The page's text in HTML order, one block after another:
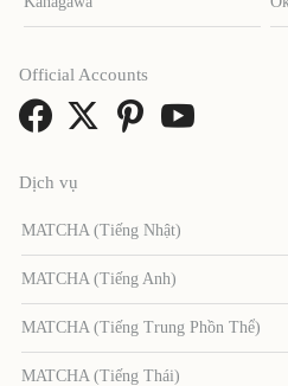
Dịch vụ
MATCHA (Tiếng Nhật)
MATCHA (Tiếng Anh)
MATCHA (Tiếng Trung Phồn Thể)
MATCHA (Tiếng Thái)
Official Accounts